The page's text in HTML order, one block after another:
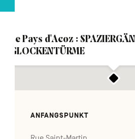
Le Pays d'Acoz :
GLOCKENTÜRME
ANFANGSPUNKT